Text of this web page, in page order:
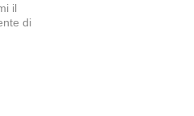
il
di